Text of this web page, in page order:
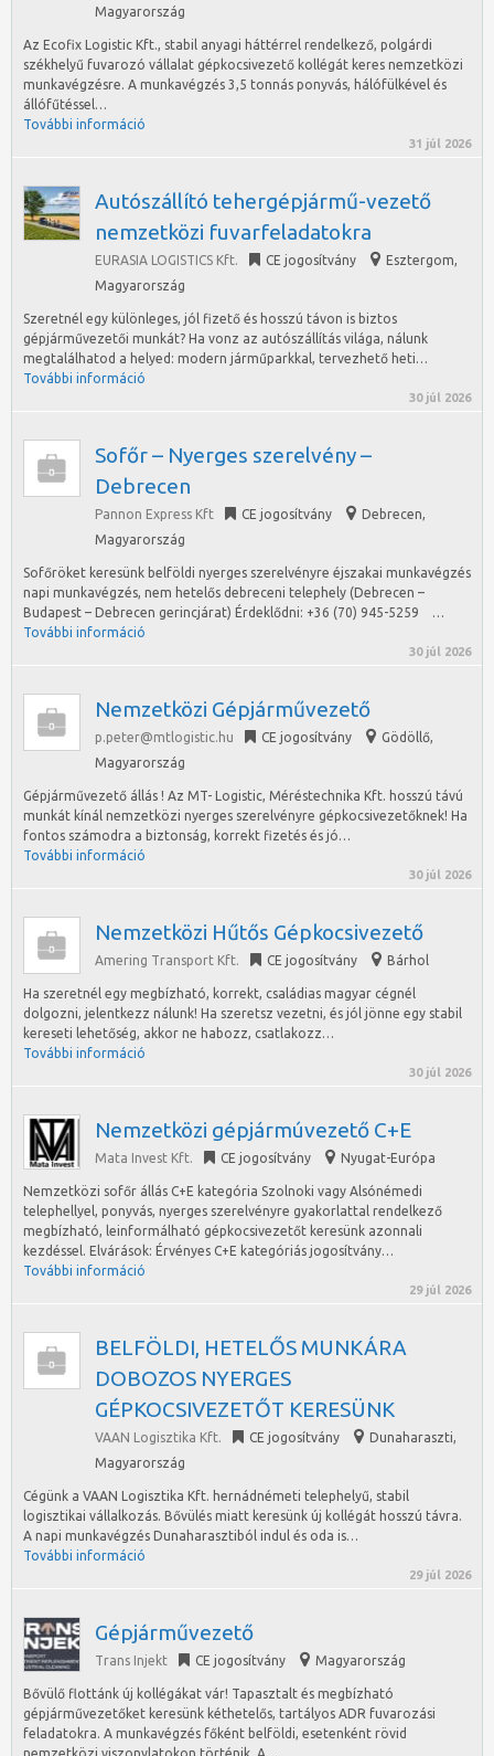
Magyarország
Az Ecofix Logistic Kft., stabil anyagi háttérrel rendelkező, polgárdi
székhelyű fuvarozó vállalat gépkocsivezető kollégát keres nemzetközi
munkavégzésre. A munkavégzés 3,5 tonnás ponyvás, hálófülkével és
állófűtéssel…
További információ
31 júl 2026
Autószállító tehergépjármű-vezető
nemzetközi fuvarfeladatokra
EURASIA LOGISTICS Kft. CE jogosítvány Esztergom,
Magyarország
Szeretnél egy különleges, jól fizető és hosszú távon is biztos
gépjárművezetői munkát? Ha vonz az autószállítás világa, nálunk
megtalálhatod a helyed: modern járműparkkal, tervezhető heti…
További információ
30 júl 2026
Sofőr – Nyerges szerelvény –
Debrecen
Pannon Express Kft CE jogosítvány Debrecen,
Magyarország
Sofőröket keresünk belföldi nyerges szerelvényre éjszakai munkavégzés
napi munkavégzés, nem hetelős debreceni telephely (Debrecen –
Budapest – Debrecen gerincjárat) Érdeklődni: +36 (70) 945-5259 …
További információ
30 júl 2026
Nemzetközi Gépjárművezető
p.peter@mtlogistic.hu CE jogosítvány Gödöllő,
Magyarország
Gépjárművezető állás ! Az MT- Logistic, Méréstechnika Kft. hosszú távú
munkát kínál nemzetközi nyerges szerelvényre gépkocsivezetőknek! Ha
fontos számodra a biztonság, korrekt fizetés és jó…
További információ
30 júl 2026
Nemzetközi Hűtős Gépkocsivezető
Amering Transport Kft. CE jogosítvány Bárhol
Ha szeretnél egy megbízható, korrekt, családias magyar cégnél
dolgozni, jelentkezz nálunk! Ha szeretsz vezetni, és jól jönne egy stabil
kereseti lehetőség, akkor ne habozz, csatlakozz…
További információ
30 júl 2026
Nemzetközi gépjármúvezető C+E
Mata Invest Kft. CE jogosítvány Nyugat-Európa
Nemzetközi sofőr állás C+E kategória Szolnoki vagy Alsónémedi
telephellyel, ponyvás, nyerges szerelvényre gyakorlattal rendelkező
megbízható, leinformálható gépkocsivezetőt keresünk azonnali
kezdéssel. Elvárások: Érvényes C+E kategóriás jogosítvány…
További információ
29 júl 2026
BELFÖLDI, HETELŐS MUNKÁRA
DOBOZOS NYERGES
GÉPKOCSIVEZETŐT KERESÜNK
VAAN Logisztika Kft. CE jogosítvány Dunaharaszti,
Magyarország
Cégünk a VAAN Logisztika Kft. hernádnémeti telephelyű, stabil
logisztikai vállalkozás. Bővülés miatt keresünk új kollégát hosszú távra.
A napi munkavégzés Dunaharasztiból indul és oda is…
További információ
29 júl 2026
Gépjárművezető
Trans Injekt CE jogosítvány Magyarország
Bővülő flottánk új kollégákat vár! Tapasztalt és megbízható
gépjárművezetőket keresünk kéthetelős, tartályos ADR fuvarozási
feladatokra. A munkavégzés főként belföldi, esetenként rövid